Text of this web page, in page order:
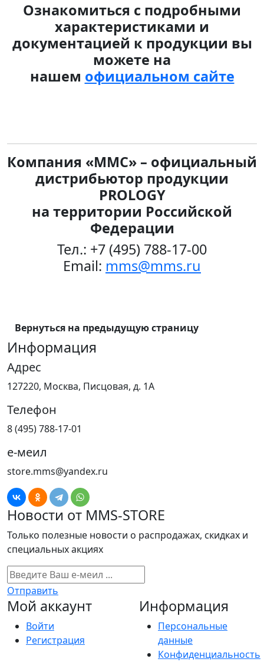
Ознакомиться с подробными
характеристиками и
документацией к продукции вы
можете на
нашем официальном сайте
Компания «ММС» – официальный
дистрибьютор продукции
PROLOGY
на территории Российской
Федерации
Тел.: +7 (495) 788-17-00
Email: mms@mms.ru
Вернуться на предыдущую страницу
Информация
Адрес
127220, Москва, Писцовая, д. 1А
Телефон
8 (495) 788-17-01
е-меил
store.mms@yandex.ru
Новости от MMS-STORE
Только полезные новости о распродажах, скидках и
специальных акциях
Отправить
Мой аккаунт
Войти
Регистрация
Информация
Персональные
данные
Конфиденциальность